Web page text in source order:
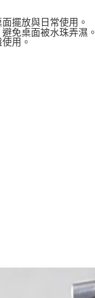
擺放與日常使用。
免桌面被水珠弄濕。
用。